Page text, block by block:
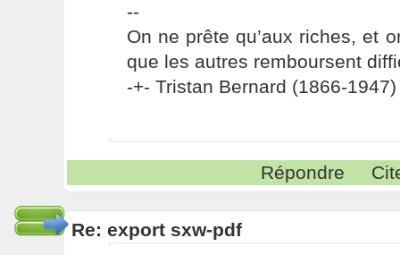
--
On ne prête qu’aux riches, et
que les autres remboursent
-+- Tristan Bernard (1866-1947)
Répondre
Re: export sxw-pdf